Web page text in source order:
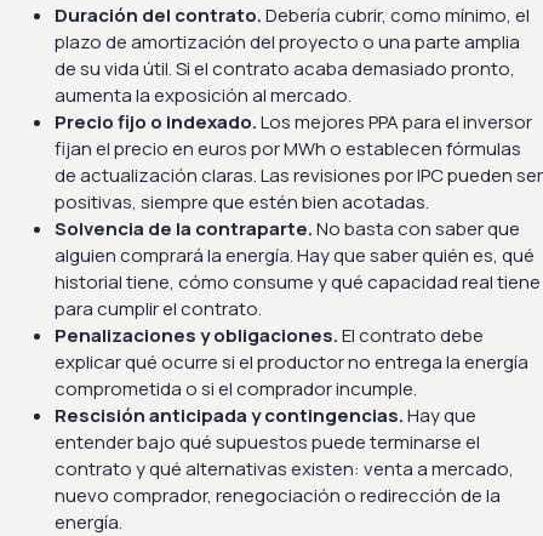
Duración del contrato.Debería cubrir, como mínimo, el
plazo de amortización del proyecto o una parte amplia
de su vida útil. Si el contrato acaba demasiado pronto,
aumenta la exposición al mercado.
Precio fijo o indexado.Los mejores PPA para el inversor
fijan el precio en euros por MWh o establecen fórmulas
de actualización claras. Las revisiones por IPC pueden ser
positivas, siempre que estén bien acotadas.
Solvencia de la contraparte.No basta con saber que
alguien comprará la energía. Hay que saber quién es, qué
historial tiene, cómo consume y qué capacidad real tiene
para cumplir el contrato.
Penalizaciones y obligaciones.El contrato debe
explicar qué ocurre si el productor no entrega la energía
comprometida o si el comprador incumple.
Rescisión anticipada y contingencias.Hay que
entender bajo qué supuestos puede terminarse el
contrato y qué alternativas existen: venta a mercado,
nuevo comprador, renegociación o redirección de la
energía.